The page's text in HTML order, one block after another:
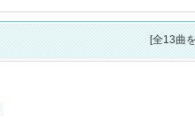
[全13曲